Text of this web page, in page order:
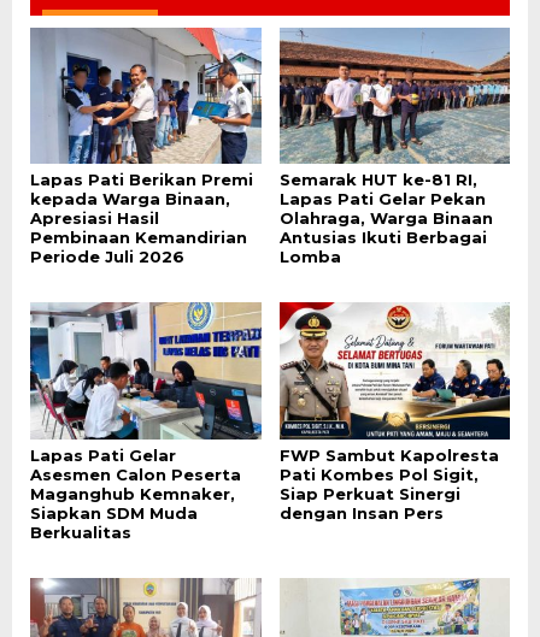
Lapas Pati Berikan Premi
kepada Warga Binaan,
Apresiasi Hasil
Pembinaan Kemandirian
Periode Juli 2026
Semarak HUT ke-81 RI,
Lapas Pati Gelar Pekan
Olahraga, Warga Binaan
Antusias Ikuti Berbagai
Lomba
Lapas Pati Gelar
Asesmen Calon Peserta
Maganghub Kemnaker,
Siapkan SDM Muda
Berkualitas
FWP Sambut Kapolresta
Pati Kombes Pol Sigit,
Siap Perkuat Sinergi
dengan Insan Pers